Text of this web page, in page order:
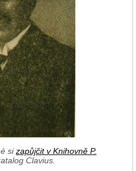
sizapůjčit v Knihovně P.
Clavius.